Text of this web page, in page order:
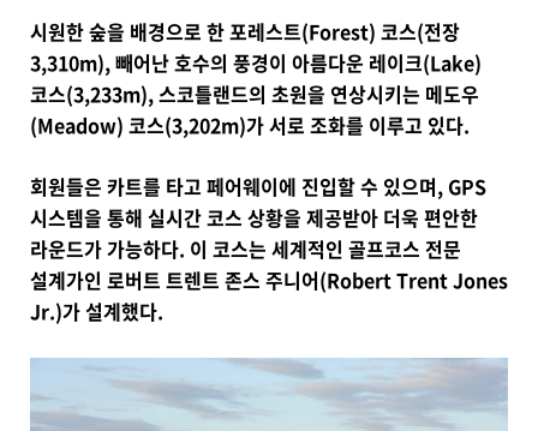
시원한 숲을 배경으로 한 포레스트(Forest) 코스(전장
3,310m), 빼어난 호수의 풍경이 아름다운 레이크(Lake)
코스(3,233m), 스코틀랜드의 초원을 연상시키는 메도우
(Meadow) 코스(3,202m)가 서로 조화를 이루고 있다.
회원들은 카트를 타고 페어웨이에 진입할 수 있으며, GPS
시스템을 통해 실시간 코스 상황을 제공받아 더욱 편안한
라운드가 가능하다. 이 코스는 세계적인 골프코스 전문
설계가인 로버트 트렌트 존스 주니어(Robert Trent Jones
Jr.)가 설계했다.